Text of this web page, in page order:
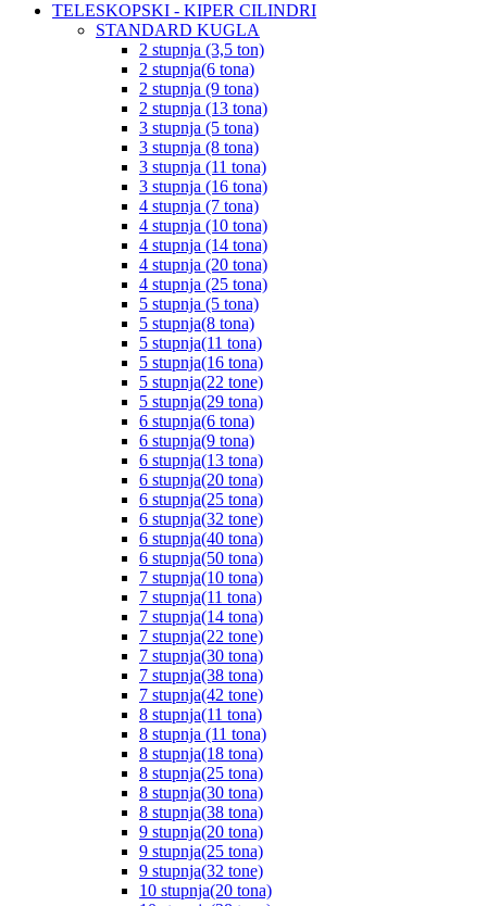
TELESKOPSKI - KIPER CILINDRI
STANDARD KUGLA
2 stupnja (3,5 ton)
2 stupnja(6 tona)
2 stupnja (9 tona)
2 stupnja (13 tona)
3 stupnja (5 tona)
3 stupnja (8 tona)
3 stupnja (11 tona)
3 stupnja (16 tona)
4 stupnja (7 tona)
4 stupnja (10 tona)
4 stupnja (14 tona)
4 stupnja (20 tona)
4 stupnja (25 tona)
5 stupnja (5 tona)
5 stupnja(8 tona)
5 stupnja(11 tona)
5 stupnja(16 tona)
5 stupnja(22 tone)
5 stupnja(29 tona)
6 stupnja(6 tona)
6 stupnja(9 tona)
6 stupnja(13 tona)
6 stupnja(20 tona)
6 stupnja(25 tona)
6 stupnja(32 tone)
6 stupnja(40 tona)
6 stupnja(50 tona)
7 stupnja(10 tona)
7 stupnja(11 tona)
7 stupnja(14 tona)
7 stupnja(22 tone)
7 stupnja(30 tona)
7 stupnja(38 tona)
7 stupnja(42 tone)
8 stupnja(11 tona)
8 stupnja (11 tona)
8 stupnja(18 tona)
8 stupnja(25 tona)
8 stupnja(30 tona)
8 stupnja(38 tona)
9 stupnja(20 tona)
9 stupnja(25 tona)
9 stupnja(32 tone)
10 stupnja(20 tona)